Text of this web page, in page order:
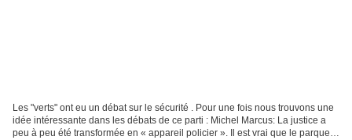
Les "verts" ont eu un débat sur le sécurité . Pour une fois nous trouvons une
idée intéressante dans les débats de ce parti : Michel Marcus: La justice a
peu à peu été transformée en « appareil policier ». Il est vrai que le parquet